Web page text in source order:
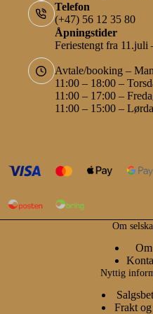
Telefon
(+47) 56 12 35 80
Åpningstider
Feriestengt fra 11.juli
Avtale/booking –
11:00 – 18:00 –
11:00 – 17:00 –
11:00 – 15:00 –
Om
Nyttig
Frakt